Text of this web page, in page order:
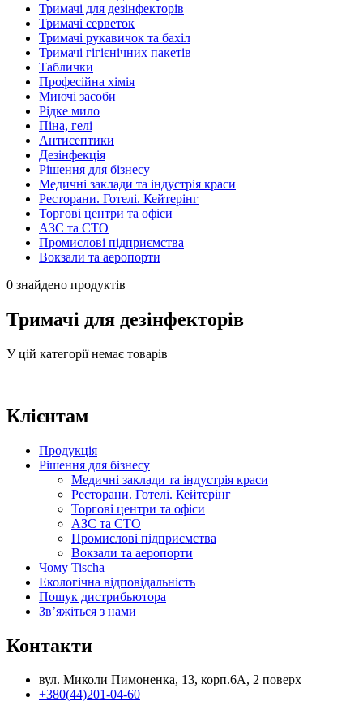
Тримачі для дезінфекторів
Тримачі серветок
Тримачі рукавичок та бахіл
Тримачі гігієнічних пакетів
Таблички
Професійна хімія
Миючі засоби
Рідке мило
Піна, гелі
Антисептики
Дезінфекція
Рішення для бізнесу
Медичні заклади та індустрія краси
Ресторани. Готелі. Кейтерінг
Торгові центри та офіси
АЗС та СТО
Промислові підприємства
Вокзали та аеропорти
0 знайдено продуктів
Тримачі для дезінфекторів
У цій категорії немає товарів
Клієнтам
Продукція
Рішення для бізнесу
Медичні заклади та індустрія краси
Ресторани. Готелі. Кейтерінг
Торгові центри та офіси
АЗС та СТО
Промислові підприємства
Вокзали та аеропорти
Чому Tischa
Екологічна відповідальність
Пошук дистрибьютора
Зв’яжіться з нами
Контакти
вул. Миколи Пимоненка, 13, корп.6А, 2 поверх
+380(44)201-04-60